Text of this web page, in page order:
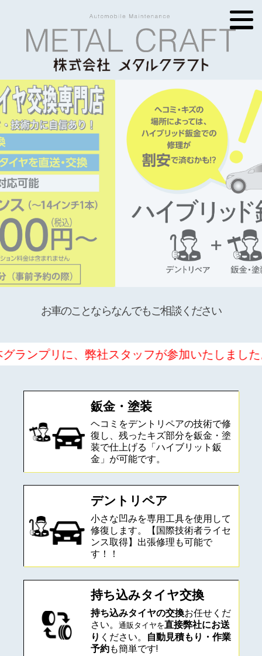
お車のことならなんでもご相談ください
、弊社スタッフが参加いたしました。詳しく
鈑金・塗装
ヘコミをデントリペアの技術で修
復し、残ったキズ部分を鈑金・塗
装で仕上げる「ハイブリット鈑
金」が可能です。
デントリペア
小さな凹みを専用工具を使用して
修復します。【国際技術者ライセ
ンス取得】 出張修理も可能で
す！！
持ち込みタイヤ交換
持ち込みタイヤの交換お任せくだ
さい。
通販タイヤを直接弊社にお送
り ください。 自動見積もり・作業
予約も簡単です!